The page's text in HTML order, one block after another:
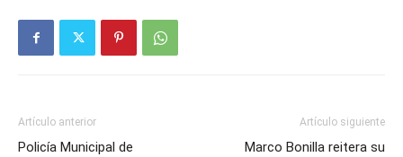
Artículo anterior
Policía Municipal de
Artículo siguiente
Marco Bonilla reitera su